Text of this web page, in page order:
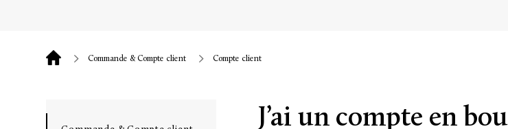
Commande & Compte client Compte client
J’ai un compte en